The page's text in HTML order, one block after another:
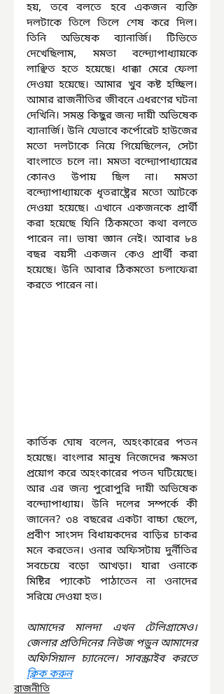
হয়, তবে বলতে হবে একজন ব্যক্তি
দলটাকে তিলে তিলে শেষ করে দিল।
তিনি অভিষেক ব্যানার্জি। টিভিতে
দেখেছিলাম, মমতা বন্দ্যোপাধ্যায়কে
লাঞ্ছিত হতে হয়েছে। ধাক্কা মেরে ফেলা
দেওয়া হয়েছে। আমার খুব কষ্ট হচ্ছিল।
আমার রাজনীতির জীবনে এধরণের ঘটনা
দেখিনি। সমস্ত কিছুর জন্য দায়ী অভিষেক
ব্যানার্জি। উনি যেভাবে কর্পোরেট হাউজের
মতো দলটাকে নিয়ে গিয়েছিলেন, সেটা
বাংলাতে চলে না। মমতা বন্দ্যোপাধ্যায়ের
কোনও উপায় ছিল না। মমতা
বন্দ্যোপাধ্যায়কে ধৃতরাষ্ট্রের মতো আটকে
দেওয়া হয়েছে। এখানে একজনকে প্রার্থী
করা হয়েছে যিনি ঠিকমতো কথা বলতে
পারেন না। ভাষা জ্ঞান নেই। আবার ৮৪
বছর বয়সী একজন কেও প্রার্থী করা
হয়েছে। উনি আবার ঠিকমতো চলাফেরা
করতে পারেন না।
কার্তিক ঘোষ বলেন, অহংকারের পতন
হয়েছে। বাংলার মানুষ নিজেদের ক্ষমতা
প্রয়োগ করে অহংকারের পতন ঘটিয়েছে।
আর এর জন্য পুরোপুরি দায়ী অভিষেক
বন্দ্যোপাধ্যায়। উনি দলের সম্পর্কে কী
জানেন? ৩৪ বছরের একটা বাচ্চা ছেলে,
প্রবীণ সাংসদ বিধায়কদের বাড়ির চাকর
মনে করতেন। ওনার অফিসটায় দুর্নীতির
সবচেয়ে বড়ো আখড়া। যারা ওনাকে
মিষ্টির প্যাকেট পাঠাতেন না ওনাদের
সরিয়ে দেওয়া হত।
আমাদের মালদা এখন টেলিগ্রামেও।
জেলার প্রতিদিনের নিউজ পড়ুন আমাদের
অফিসিয়াল চ্যানেলে। সাবস্ক্রাইব করতে
ক্লিক করুন
রাজনীতি